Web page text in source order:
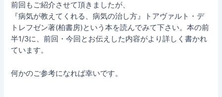
前回もご紹介させて頂きましたが、
『病気が教えてくれる、病気の治し方』トアヴァルト・デ
トレフゼン著(柏書房)という本を読んでみて下さい。本の前
半1/3に、前回・今回とお伝えした内容がより詳しく書かれ
ています。
何かのご参考になれば幸いです。